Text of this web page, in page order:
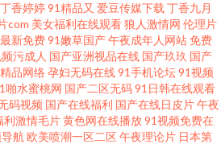
香婷婷91精品又 爱豆传媒下载 丁香九月
com 美女福利在线观看狼人激情网 伦理片
新免费91嫩草国产午夜成年人网站免费
污成人 国产亚洲视品在线 国产玖玖 国产
品网络孕妇无码在线91手机论坛91视频
啪水蜜桃网 国产二区无码91日韩在线观看
码视频 国产在线福利 国产在线日皮片午夜
利激情毛片黄色网在线播放91视频免费在
航 欧美喷潮一区二区午夜理论片 日本第